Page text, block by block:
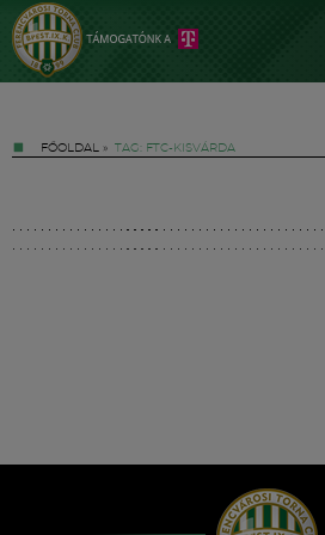
FŐOLDAL » TAG: FTC-KISVÁRDA
Hírek